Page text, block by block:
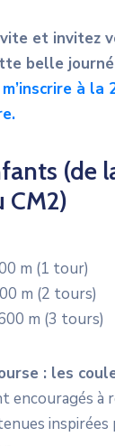
et invitez
belle
à la
(de
CM2)
m (1 tour)
m (2 tours)
m (3 tours)
: les
encouragés à